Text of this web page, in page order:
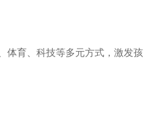
体育、科技等多元方式，激发孩